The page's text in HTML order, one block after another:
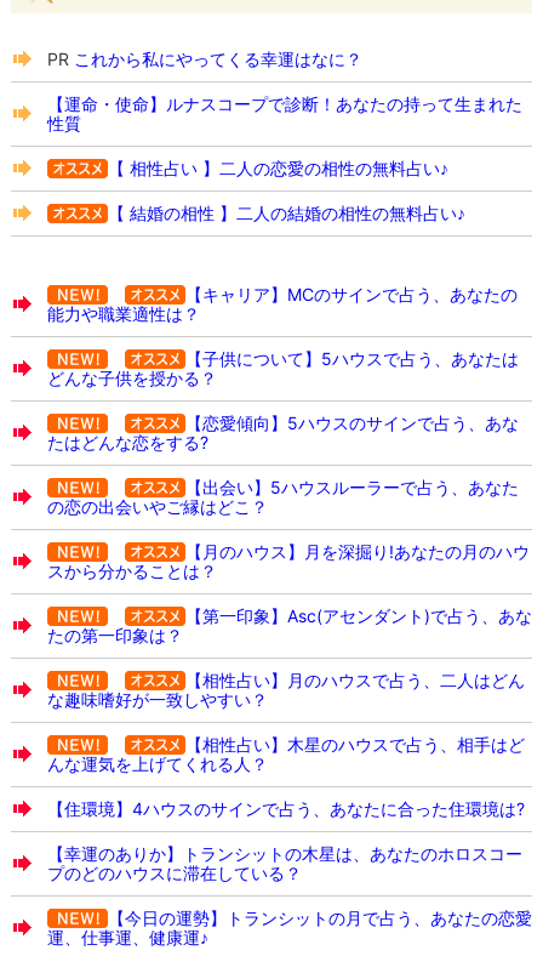
PR これから私にやってくる幸運はなに？
【運命・使命】ルナスコープで診断！あなたの持って生まれた
性質
【 相性占い 】二人の恋愛の相性の無料占い♪
【 結婚の相性 】二人の結婚の相性の無料占い♪
【キャリア】MCのサインで占う、あなたの
能力や職業適性は？
【子供について】5ハウスで占う、あなたは
どんな子供を授かる？
【恋愛傾向】5ハウスのサインで占う、あな
たはどんな恋をする?
【出会い】5ハウスルーラーで占う、あなた
の恋の出会いやご縁はどこ？
【月のハウス】月を深掘り!あなたの月のハウ
スから分かることは？
【第一印象】Asc(アセンダント)で占う、あな
たの第一印象は？
【相性占い】月のハウスで占う、二人はどん
な趣味嗜好が一致しやすい？
【相性占い】木星のハウスで占う、相手はど
んな運気を上げてくれる人？
【住環境】4ハウスのサインで占う、あなたに合った住環境は?
【幸運のありか】トランシットの木星は、あなたのホロスコー
プのどのハウスに滞在している？
【今日の運勢】トランシットの月で占う、あなたの恋愛
運、仕事運、健康運♪